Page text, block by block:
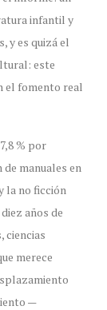
infantil y
y es quizá el
este
el fomento real
% por
manuales en
la no ficción
años de
ciencias
merece
—